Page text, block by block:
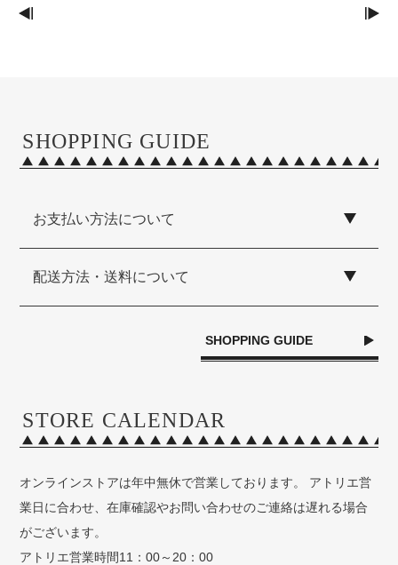
SHOPPING GUIDE
お支払い方法について
配送方法・送料について
SHOPPING GUIDE
STORE CALENDAR
オンラインストアは年中無休で営業しております。 アトリエ営
業日に合わせ、在庫確認やお問い合わせのご連絡は遅れる場合
がございます。
アトリエ営業時間11：00～20：00